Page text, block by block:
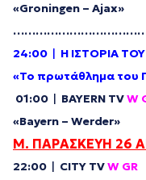
«Groningen – Ajax»
24:00 | Η ΙΣΤΟΡΙΑ
«Το πρωτάθλημα του
01:00 | BAYERN TVW
«Bayern – Werder»
Μ. ΠΑΡΑΣΚΕΥΗ 26
22:00 | CITY TVW GR